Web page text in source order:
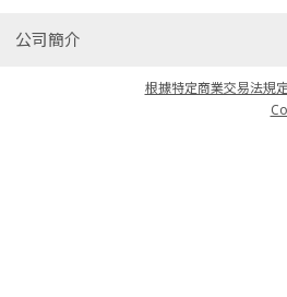
公司簡介
根據特定商業交易法規